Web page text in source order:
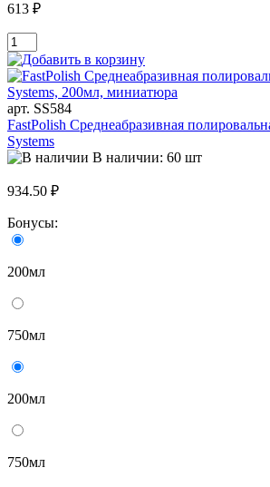
613 ₽
арт. SS584
FastPolish Среднеабразивная
Systems
В наличии: 60 шт
934.50 ₽
Бонусы:
200мл
750мл
200мл
750мл